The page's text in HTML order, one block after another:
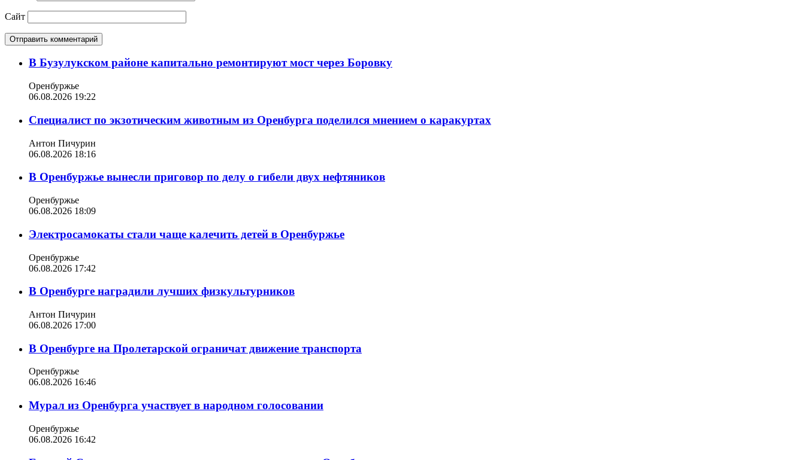
Сайт
В Бузулукском районе капитально ремонтируют мост через Боровку
Оренбуржье
06.08.2026 19:22
Специалист по экзотическим животным из Оренбурга поделился мнением о каракуртах
Антон Пичурин
06.08.2026 18:16
В Оренбуржье вынесли приговор по делу о гибели двух нефтяников
Оренбуржье
06.08.2026 18:09
Электросамокаты стали чаще калечить детей в Оренбуржье
Оренбуржье
06.08.2026 17:42
В Оренбурге наградили лучших физкультурников
Антон Пичурин
06.08.2026 17:00
В Оренбурге на Пролетарской ограничат движение транспорта
Оренбуржье
06.08.2026 16:46
Мурал из Оренбурга участвует в народном голосовании
Оренбуржье
06.08.2026 16:42